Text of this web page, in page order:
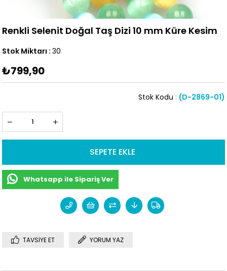
Renkli Selenit Doğal Taş Dizi 10 mm Küre Kesim
Stok Miktarı : 30
₺799,90
(D-2869-01)
Stok Kodu
Whatsapp ile Sipariş Ver
TAVSIYE ET YORUM YAZ